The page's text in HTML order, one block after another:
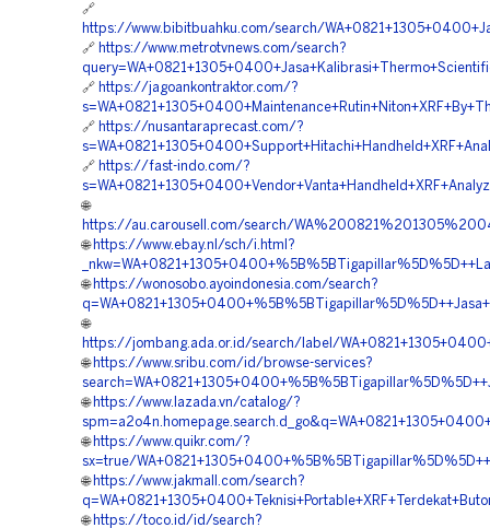
🔗
https://www.bibitbuahku.com/search/
🔗 https://www.metrotvnews.com/search?
🔗 https://jagoankontraktor.com/?
🔗 https://nusantaraprecast.com/?
🔗 https://fast-indo.com/?
🌐
https://au.carousell.com/search/
🌐 https://www.ebay.nl/sch/i.html?
🌐 https://wonosobo.ayoindonesia.com/search?
🌐
https://jombang.ada.or.id/search/label/
🌐 https://www.sribu.com/id/browse-services?
🌐 https://www.lazada.vn/catalog/?
🌐 https://www.quikr.com/?
sx=true/
🌐 https://www.jakmall.com/search?
🌐 https://toco.id/id/search?